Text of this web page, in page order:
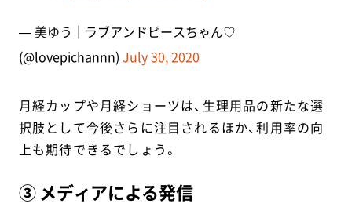
— 美ゆう｜ラブアンドピースちゃん♡
(@lovepichannn) July 30, 2020
月経カップや月経ショーツは、生理用品の新たな選
択肢として今後さらに注目されるほか、利用率の向
上も期待できるでしょう。
③ メディアによる発信